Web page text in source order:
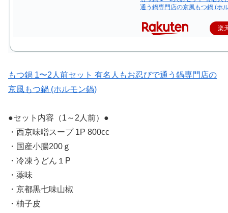
通う鍋専門店の京風もつ鍋 (ホ
楽
もつ鍋 1〜2人前セット 有名人もお忍びで通う鍋専門店の
京風もつ鍋 (ホルモン鍋)
●セット内容（1～2人前）●
・西京味噌スープ 1P 800cc
・国産小腸200ｇ
・冷凍うどん１P
・薬味
・京都黒七味山椒
・柚子皮